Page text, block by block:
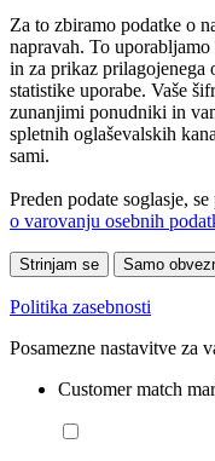
Za to zbiramo podatke o
napravah. To
in za prikaz prilagojenega
statistike uporabe. Vaše
zunanjimi ponudniki in
spletnih oglaševalskih
sami.
Preden podate soglasje,
o varovanju osebnih
Strinjam se Samo
Politika zasebnosti
Posamezne nastavitve za
Customer match